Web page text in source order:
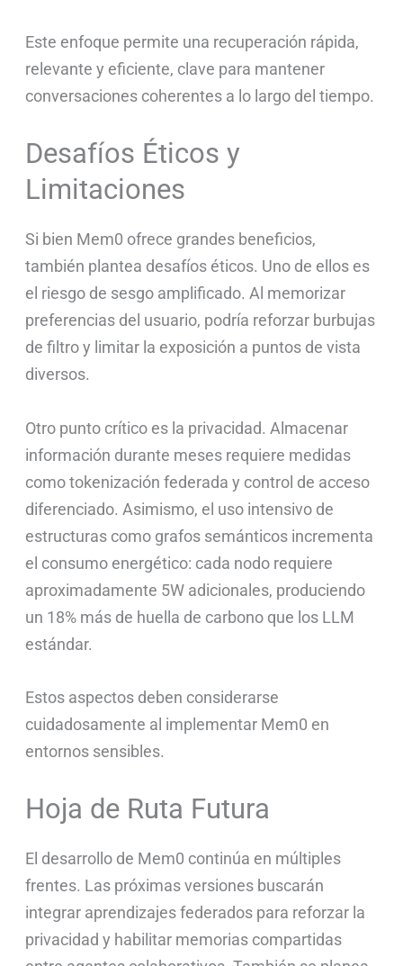
Este enfoque permite una recuperación rápida,
relevante y eficiente, clave para mantener
conversaciones coherentes a lo largo del tiempo.
Desafíos Éticos y
Limitaciones
Si bien Mem0 ofrece grandes beneficios,
también plantea desafíos éticos. Uno de ellos es
el riesgo de sesgo amplificado. Al memorizar
preferencias del usuario, podría reforzar burbujas
de filtro y limitar la exposición a puntos de vista
diversos.
Otro punto crítico es la privacidad. Almacenar
información durante meses requiere medidas
como tokenización federada y control de acceso
diferenciado. Asimismo, el uso intensivo de
estructuras como grafos semánticos incrementa
el consumo energético: cada nodo requiere
aproximadamente 5W adicionales, produciendo
un 18% más de huella de carbono que los LLM
estándar.
Estos aspectos deben considerarse
cuidadosamente al implementar Mem0 en
entornos sensibles.
Hoja de Ruta Futura
El desarrollo de Mem0 continúa en múltiples
frentes. Las próximas versiones buscarán
integrar aprendizajes federados para reforzar la
privacidad y habilitar memorias compartidas